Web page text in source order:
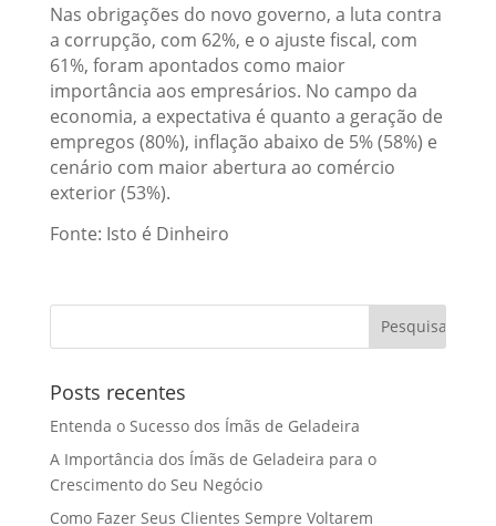
Nas obrigações do novo governo, a luta contra
a corrupção, com 62%, e o ajuste fiscal, com
61%, foram apontados como maior
importância aos empresários. No campo da
economia, a expectativa é quanto a geração de
empregos (80%), inflação abaixo de 5% (58%) e
cenário com maior abertura ao comércio
exterior (53%).
Fonte: Isto é Dinheiro
Posts recentes
Entenda o Sucesso dos Ímãs de Geladeira
A Importância dos Ímãs de Geladeira para o
Crescimento do Seu Negócio
Como Fazer Seus Clientes Sempre Voltarem